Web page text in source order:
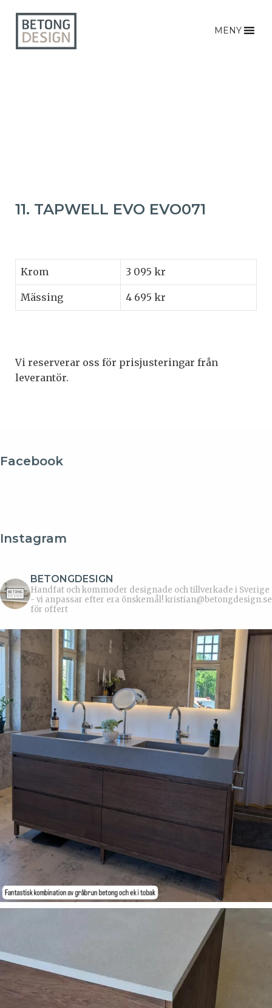
MENY
11. TAPWELL EVO EVO071
Krom 3 095 kr
Mässing 4 695 kr
Vi reserverar oss för prisjusteringar från
leverantör.
Facebook
Instagram
BETONGDESIGN
Handfat och kommoder designade och tillverkade i Sverige
- vi anpassar efter era önskemål!kristian@betongdesign.se
för offert